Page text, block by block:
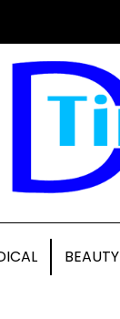
BEAUTY